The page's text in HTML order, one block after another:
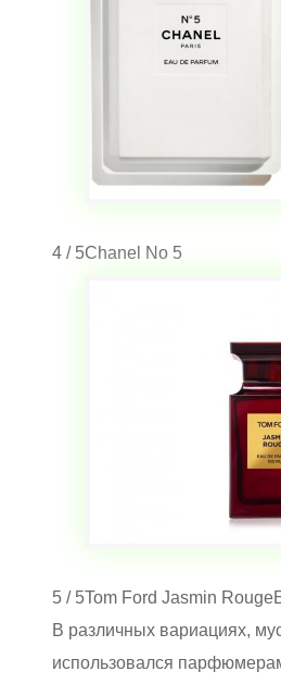
4 / 5Chanel No 5
5 / 5Tom Ford Jasmin Rouge
В различных вариациях,
использовался